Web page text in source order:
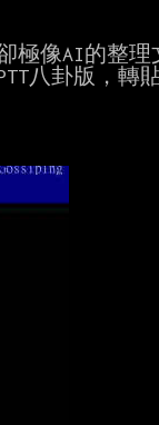
極像AI的整理
八卦版，轉